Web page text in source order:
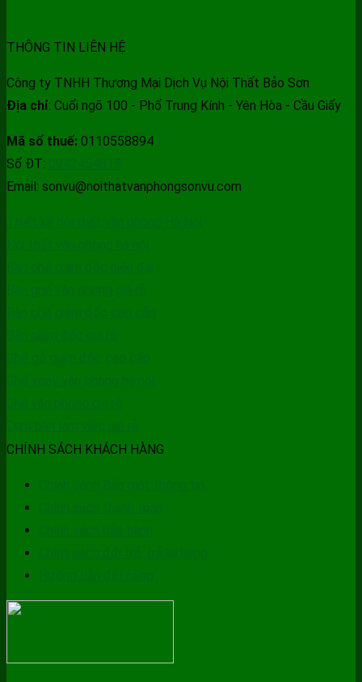
THÔNG TIN LIÊN HỆ
Công ty TNHH Thương Mại Dịch Vụ Nội Thất Bảo Sơn
Địa chỉ: Cuối ngõ 100 - Phố Trung Kính - Yên Hòa - Cầu Giấy
Mã số thuế: 0110558894
Số ĐT:
Email: sonvu@noithatvanphongsonvu.com
CHÍNH SÁCH KHÁCH HÀNG